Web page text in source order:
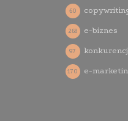
60
e-biznes
268
97
e-
170